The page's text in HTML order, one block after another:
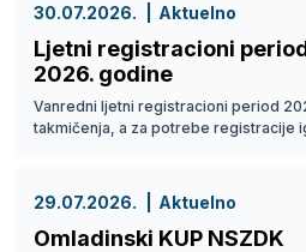
30.07.2026. Aktuelno
Ljetni registracioni
2026. godine
Vanredni ljetni registracioni period
takmičenja, a za potrebe registracije
29.07.2026. Aktuelno
Omladinski KUP NSZDK